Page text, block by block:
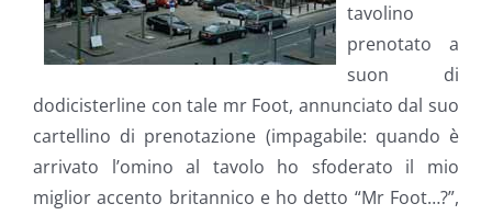
tavolino
prenotato a
suon di
dodicisterline con tale mr Foot, annunciato dal suo
cartellino di prenotazione (impagabile: quando è
arrivato l’omino al tavolo ho sfoderato il mio
miglior accento britannico e ho detto “Mr Foot…?”,